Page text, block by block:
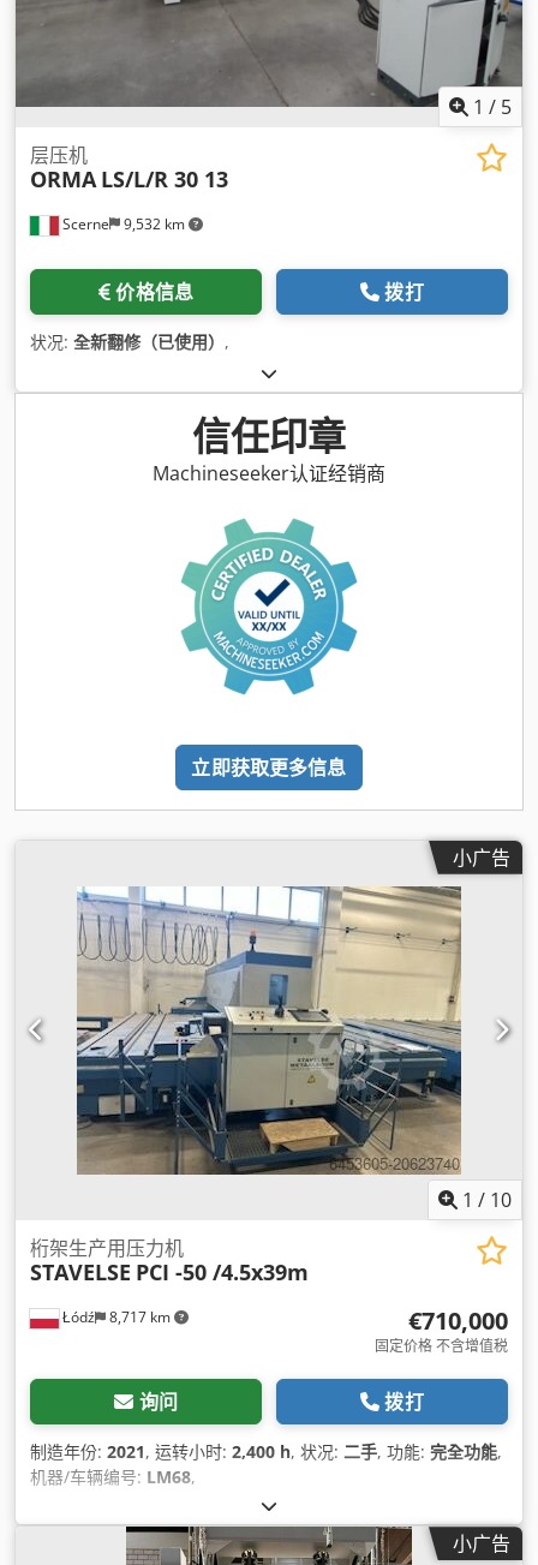
1 / 5
Scerne 9,532 km
层压机
ORMA LS/L/R 30 13
价格信息 拨打
状况: 全新翻修（已使用） ,
信任印章
Machineseeker认证经销商
立即获取更多信息
小广告
1 / 10
Łódź 8,717 km
桁架生产用压力机
STAVELSE PCI -50 /4.5x39m
€710,000
固定价格 不含增值税
询问 拨打
制造年份: 2021, 运转小时: 2,400 h, 状况: 二手, 功能: 完全功能,
机器/车辆编号: LM68,
小广告